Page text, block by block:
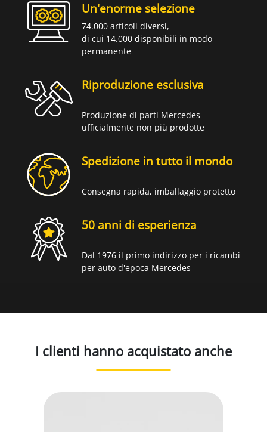
Un'enorme selezione
74.000 articoli diversi,
di cui 14.000 disponibili in modo
permanente
Riproduzione esclusiva
Produzione di parti Mercedes
ufficialmente non più prodotte
Spedizione in tutto il mondo
Consegna rapida, imballaggio protetto
50 anni di esperienza
Dal 1976 il primo indirizzo per i ricambi
per auto d'epoca Mercedes
I clienti hanno acquistato anche